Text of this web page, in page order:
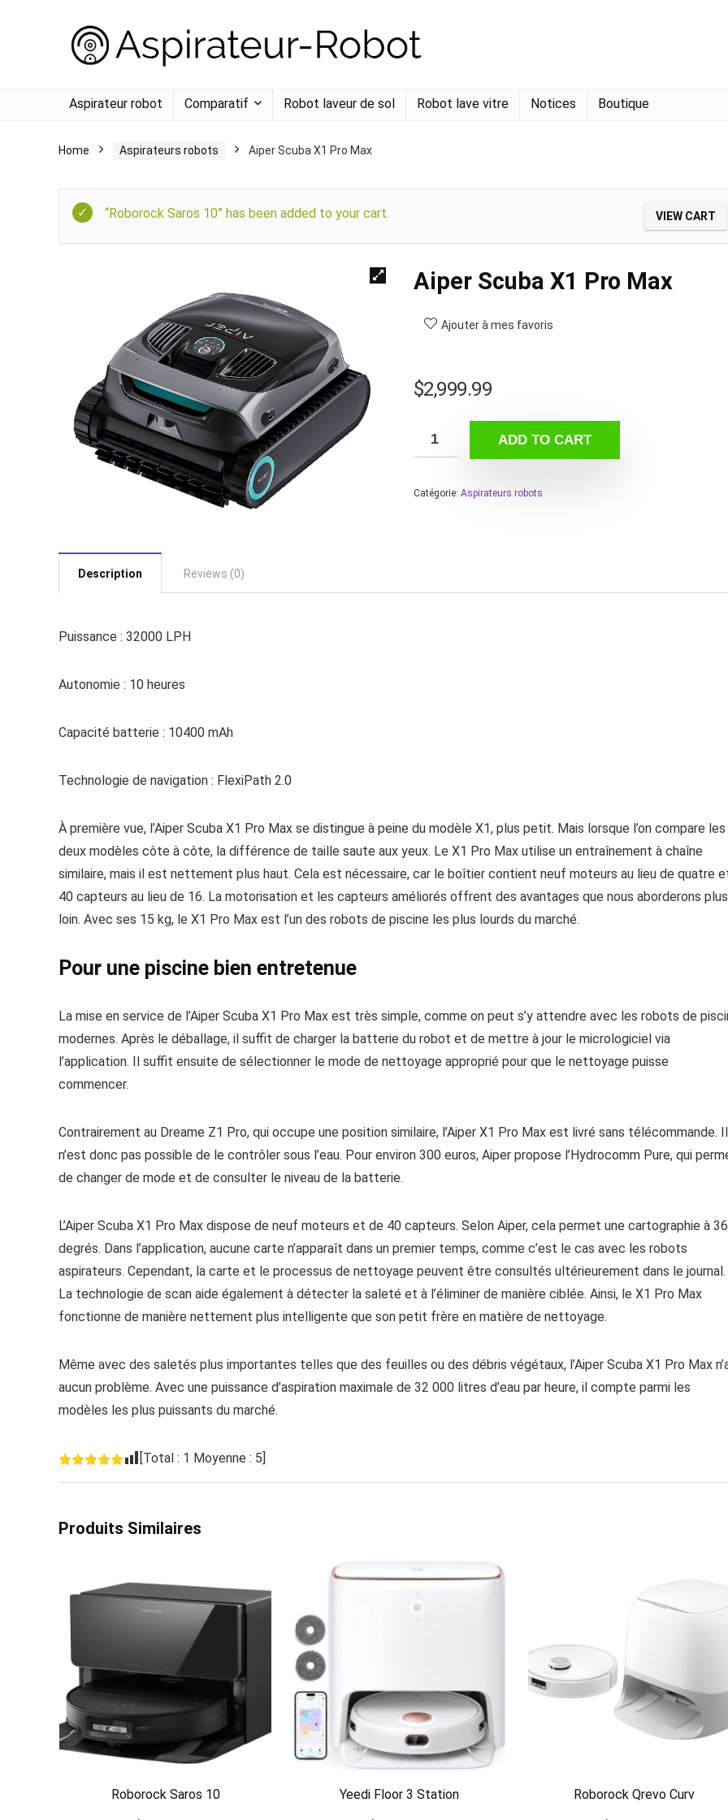
Aspirateur robot Comparatif Robot laveur de sol Robot lave vitre Notices Boutique
Home Aspirateurs robots Aiper Scuba X1 Pro Max
VIEW CART
“Roborock Saros 10” has been added to your cart.
Aiper Scuba X1 Pro Max
Ajouter à mes favoris
$2,999.99
ADD TO CART
Catégorie: Aspirateurs robots
Description Reviews (0)
Puissance : 32000 LPH
Autonomie : 10 heures
Capacité batterie : 10400 mAh
Technologie de navigation : FlexiPath 2.0
À première vue, l’Aiper Scuba X1 Pro Max se distingue à peine du modèle X1, plus petit. Mais lorsque l’on compare les
deux modèles côte à côte, la différence de taille saute aux yeux. Le X1 Pro Max utilise un entraînement à chaîne
similaire, mais il est nettement plus haut. Cela est nécessaire, car le boîtier contient neuf moteurs au lieu de quatre
40 capteurs au lieu de 16. La motorisation et les capteurs améliorés offrent des avantages que nous aborderons plus
loin. Avec ses 15 kg, le X1 Pro Max est l’un des robots de piscine les plus lourds du marché.
Pour une piscine bien entretenue
La mise en service de l’Aiper Scuba X1 Pro Max est très simple, comme on peut s’y attendre avec les robots de
modernes. Après le déballage, il suffit de charger la batterie du robot et de mettre à jour le micrologiciel via
l’application. Il suffit ensuite de sélectionner le mode de nettoyage approprié pour que le nettoyage puisse
commencer.
Contrairement au Dreame Z1 Pro, qui occupe une position similaire, l’Aiper X1 Pro Max est livré sans télécommande. Il
n’est donc pas possible de le contrôler sous l’eau. Pour environ 300 euros, Aiper propose l’Hydrocomm Pure, qui
de changer de mode et de consulter le niveau de la batterie.
L’Aiper Scuba X1 Pro Max dispose de neuf moteurs et de 40 capteurs. Selon Aiper, cela permet une cartographie à
degrés. Dans l’application, aucune carte n’apparaît dans un premier temps, comme c’est le cas avec les robots
aspirateurs. Cependant, la carte et le processus de nettoyage peuvent être consultés ultérieurement dans le journal.
La technologie de scan aide également à détecter la saleté et à l’éliminer de manière ciblée. Ainsi, le X1 Pro Max
fonctionne de manière nettement plus intelligente que son petit frère en matière de nettoyage.
Même avec des saletés plus importantes telles que des feuilles ou des débris végétaux, l’Aiper Scuba X1 Pro Max
aucun problème. Avec une puissance d’aspiration maximale de 32 000 litres d’eau par heure, il compte parmi les
modèles les plus puissants du marché.
[Total : 1 Moyenne : 5]
Produits Similaires
Roborock Saros 10 Yeedi Floor 3 Station Roborock Qrevo Curv